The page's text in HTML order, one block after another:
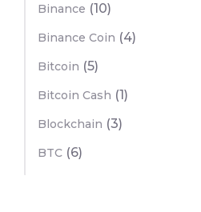
Binance (10)
Binance Coin (4)
Bitcoin (5)
Bitcoin Cash (1)
Blockchain (3)
BTC (6)